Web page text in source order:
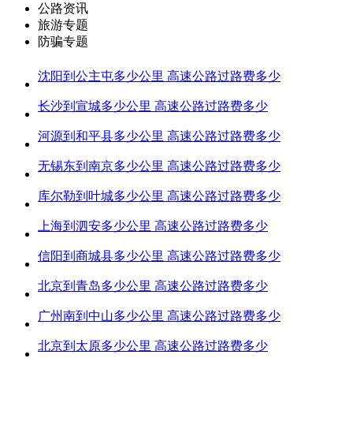
公路资讯
旅游专题
防骗专题
沈阳到公主屯多少公里 高速公路过路费多少
长沙到宣城多少公里 高速公路过路费多少
河源到和平县多少公里 高速公路过路费多少
无锡东到南京多少公里 高速公路过路费多少
库尔勒到叶城多少公里 高速公路过路费多少
上海到泗安多少公里 高速公路过路费多少
信阳到商城县多少公里 高速公路过路费多少
北京到青岛多少公里 高速公路过路费多少
广州南到中山多少公里 高速公路过路费多少
北京到太原多少公里 高速公路过路费多少